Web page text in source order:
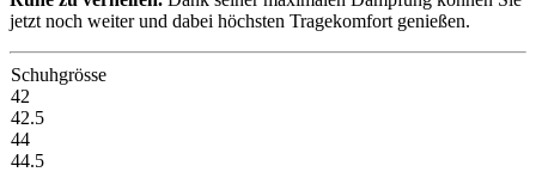
jetzt noch weiter und dabei höchsten Tragekomfort genießen.
Schuhgrösse
42
42.5
44
44.5